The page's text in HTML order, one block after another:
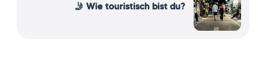
🤳 Wie touristisch bist du?